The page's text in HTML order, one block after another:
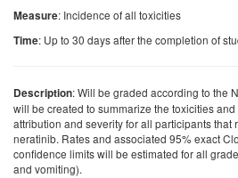
Measure: Incidence of all toxicities
Time: Up to 30 days after the completion of
Description: Will be graded according to the
will be created to summarize the toxicities
attribution and severity for all participants that
neratinib. Rates and associated 95% exact
confidence limits will be estimated for all
and vomiting).